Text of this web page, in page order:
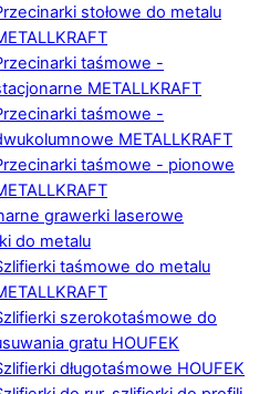
stołowe do metalu
taśmowe -
METALLKRAFT
taśmowe -
METALLKRAFT
taśmowe - pionowe
grawerki laserowe
do metalu
taśmowe do metalu
szerokotaśmowe do
gratu HOUFEK
długotaśmowe HOUFEK